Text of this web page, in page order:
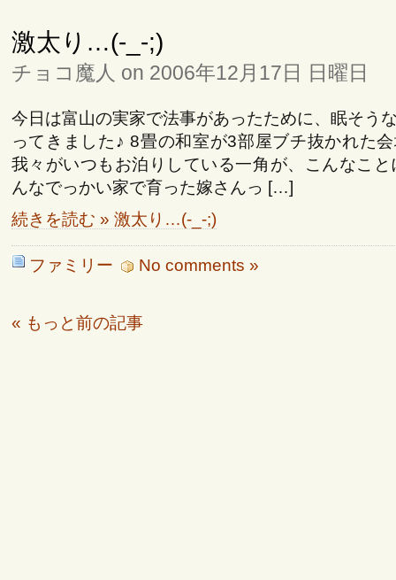
激太り…(-_-;)
チョコ魔人 on 2006年12月17日 日曜日
今日は富山の実家で法事があったために、眠そう
ってきました♪ 8畳の和室が3部屋ブチ抜かれた
我々がいつもお泊りしている一角が、こんなこ
んなでっかい家で育った嫁さんっ […]
続きを読む » 激太り…(-_-;)
ファミリー No comments »
« もっと前の記事